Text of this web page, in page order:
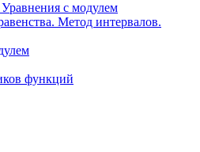
с модулем
Метод интервалов.
функций